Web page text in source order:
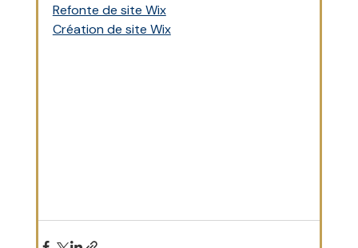
Refonte de site Wix
Création de site Wix